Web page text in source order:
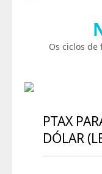
Os ciclos
PTAX
DÓLAR